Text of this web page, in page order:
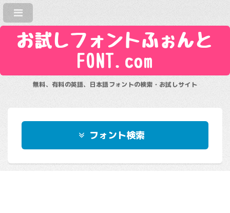
お試しフォントふぉんと
FONT.com
無料、有料の英語、日本語フォントの検索・お試しサイト
フォント検索